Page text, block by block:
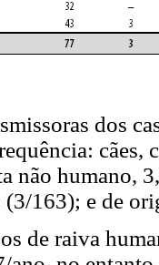
dos
não humano,
163); e de
de raiva